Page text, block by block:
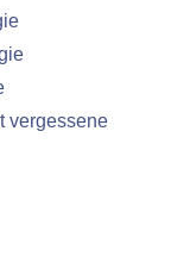
vergessene